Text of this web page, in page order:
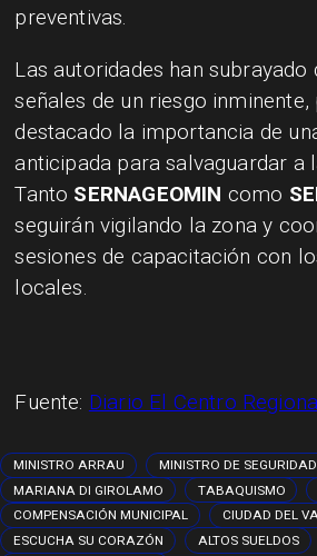
preventivas.
Las autoridades han subrayado
señales de un riesgo inminente,
destacado la importancia de
anticipada para salvaguardar a
Tanto SERNAGEOMIN como
seguirán vigilando la zona y
sesiones de capacitación con
locales.
Fuente: Diario El Centro
MINISTRO ARRAU
MINISTRO DE SEGURIDAD
MARIANA DI GIROLAMO
TABAQUISMO
COMPENSACIÓN MUNICIPAL
CIUDAD DEL
ESCUCHA SU CORAZÓN
ALTOS SUELDOS